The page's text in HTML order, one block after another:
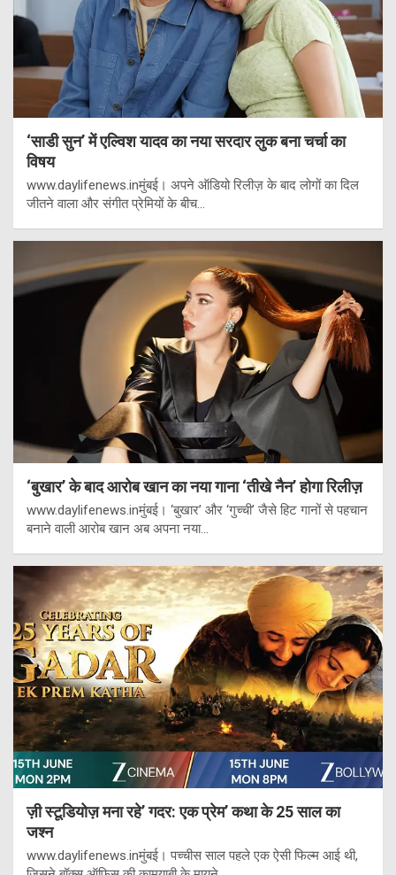
‘साडी सुन’ में एल्विश यादव का नया सरदार लुक बना चर्चा का
विषय
www.daylifenews.inमुंबई। अपने ऑडियो रिलीज़ के बाद लोगों का दिल
जीतने वाला और संगीत प्रेमियों के बीच…
‘बुखार’ के बाद आरोब खान का नया गाना ‘तीखे नैन’ होगा रिलीज़
www.daylifenews.inमुंबई। ‘बुखार’ और ‘गुच्ची’ जैसे हिट गानों से पहचान
बनाने वाली आरोब खान अब अपना नया…
ज़ी स्टूडियोज़ मना रहे’ गदर: एक प्रेम’ कथा के 25 साल का
जश्न
www.daylifenews.inमुंबई। पच्चीस साल पहले एक ऐसी फिल्म आई थी,